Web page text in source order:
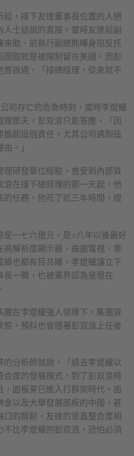
訟，接下友達董事長位置的人絕
士話說的直接。當時友達前副
來助、前執行副總熊暉身陷反托
囹圄就是被限制留在美國。而彭
曾說過，「接總經理，從來就不
司存亡的危急時刻，當時李焜耀
理那天，彭双浪只能答應，「因
擔起這個責任，尤其公司遇到這
。」
理研發單位經驗，曾受到內部質
浪在接下總經理的那一天起，他
的任務。他花了近三年時間，證
是一七六億元，是○八年以後最好
高解析度顯示器、曲面電視、車
績也都有目共睹。李焜耀讓立下
長一職，也被業界認為是現在
團在李焜耀強人領導下，集團資
態，預料也會隨著彭双浪上任後
的分析師就說，「過去李焜耀以
合度的發展模式，到了彭双浪時
，面板業已進入打群架時代。面
金以及大舉發展面板的中國，甚
口的群創，友達的垂直整合度相
不比李焜耀的彭双浪，恐怕必須